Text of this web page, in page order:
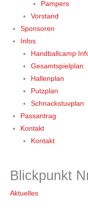
Pampers
Vorstand
Sponsoren
Infos
Handballcamp
Gesamtspielplan
Hallenplan
Putzplan
Schnackstuvplan
Passantrag
Kontakt
Kontakt
Blickpunkt
Aktuelles